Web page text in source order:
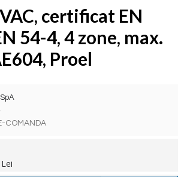
certificat EN
54-4, 4 zone, max.
Proel
COMANDA